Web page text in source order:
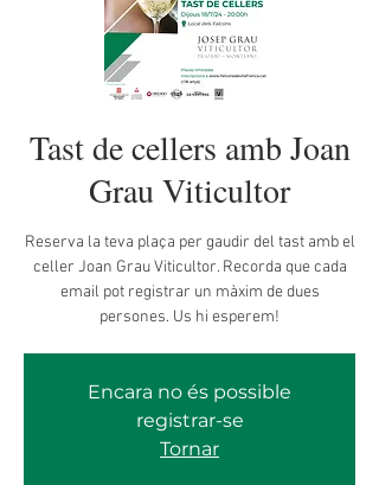
Tast de cellers amb Joan
Grau Viticultor
Reserva la teva plaça per gaudir del tast amb el
celler Joan Grau Viticultor. Recorda que cada
email pot registrar un màxim de dues
persones. Us hi esperem!
Encara no és possible
registrar-se
Tornar